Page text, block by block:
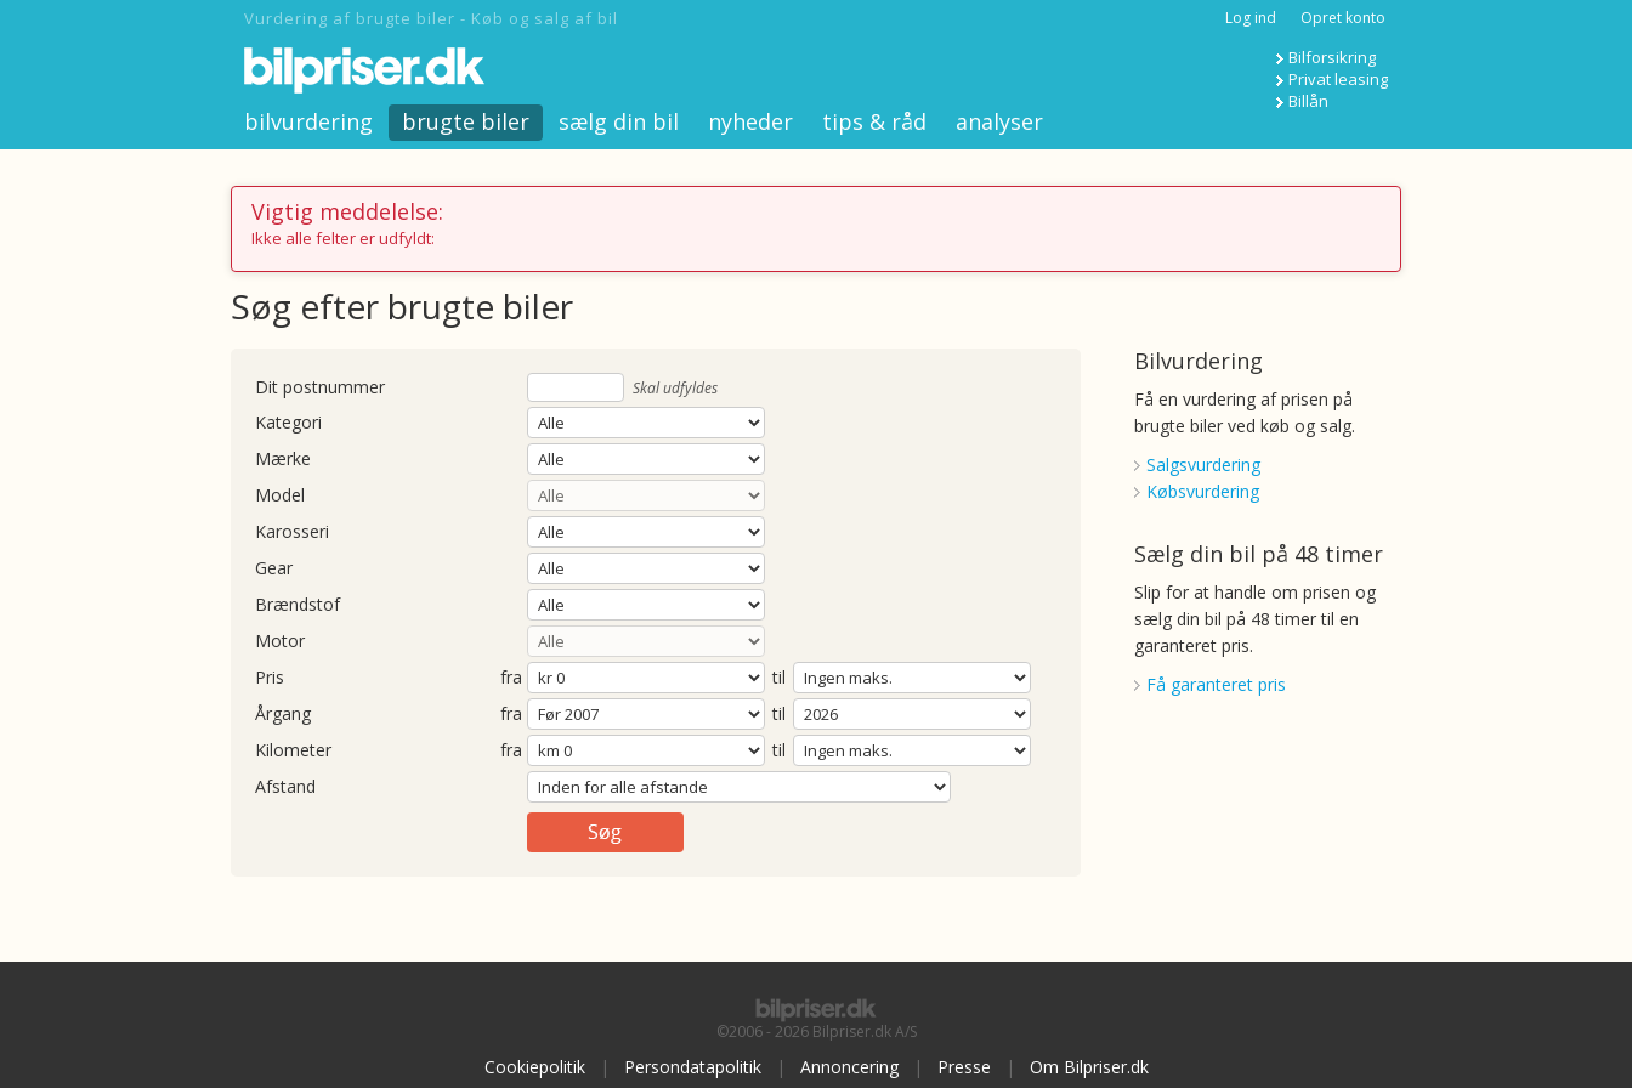
Vurdering af brugte biler - Køb og salg af bil Log ind Opret konto
Bilforsikring
Privat leasing
Billån
bilvurdering brugte biler sælg din bil nyheder tips & råd analyser
Vigtig meddelelse:
Ikke alle felter er udfyldt:
Søg efter brugte biler
Dit postnummer Skal udfyldes
Kategori
Mærke
Model
Karosseri
Gear
Brændstof
Motor
Pris
fra
til
Årgang
fra
til
Kilometer
fra
til
Afstand
Bilvurdering
Få en vurdering af prisen på
brugte biler ved køb og salg.
Salgsvurdering
Købsvurdering
Sælg din bil på 48 timer
Slip for at handle om prisen og
sælg din bil på 48 timer til en
garanteret pris.
Få garanteret pris
©2006 - 2026 Bilpriser.dk A/S
Cookiepolitik | Persondatapolitik | Annoncering | Presse | Om Bilpriser.dk